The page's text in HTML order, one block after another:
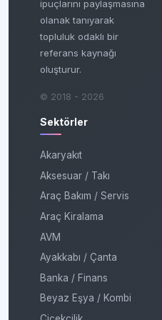
ipuçlarını paylaşmasına
olanak tanıyarak
topluluk odaklı bir
referans kaynağı
oluşturur.
© 2018 - 2026
Sektörler
Akaryakıt
Aksesuar / Takı
Araç Bakım / Servis
Araç Kiralama
AVM
Ayakkabı / Çanta
Banka / Finans
Beyaz Eşya / Kombi